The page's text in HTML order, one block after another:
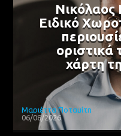
Νικόλαος
Ειδικό
οριστικά
χάρτη
Μαριέττα Ποταμίτη
06/08/2026